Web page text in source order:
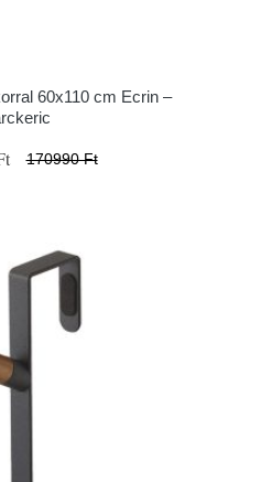
60x110 cm Ecrin –
170990 Ft